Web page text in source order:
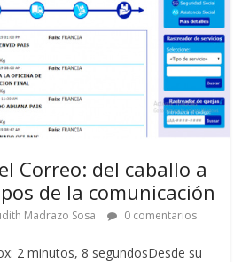
Correo: del caballo a
de la comunicación
Madrazo Sosa 0 comentarios
2 minutos, 8 segundosDesde su